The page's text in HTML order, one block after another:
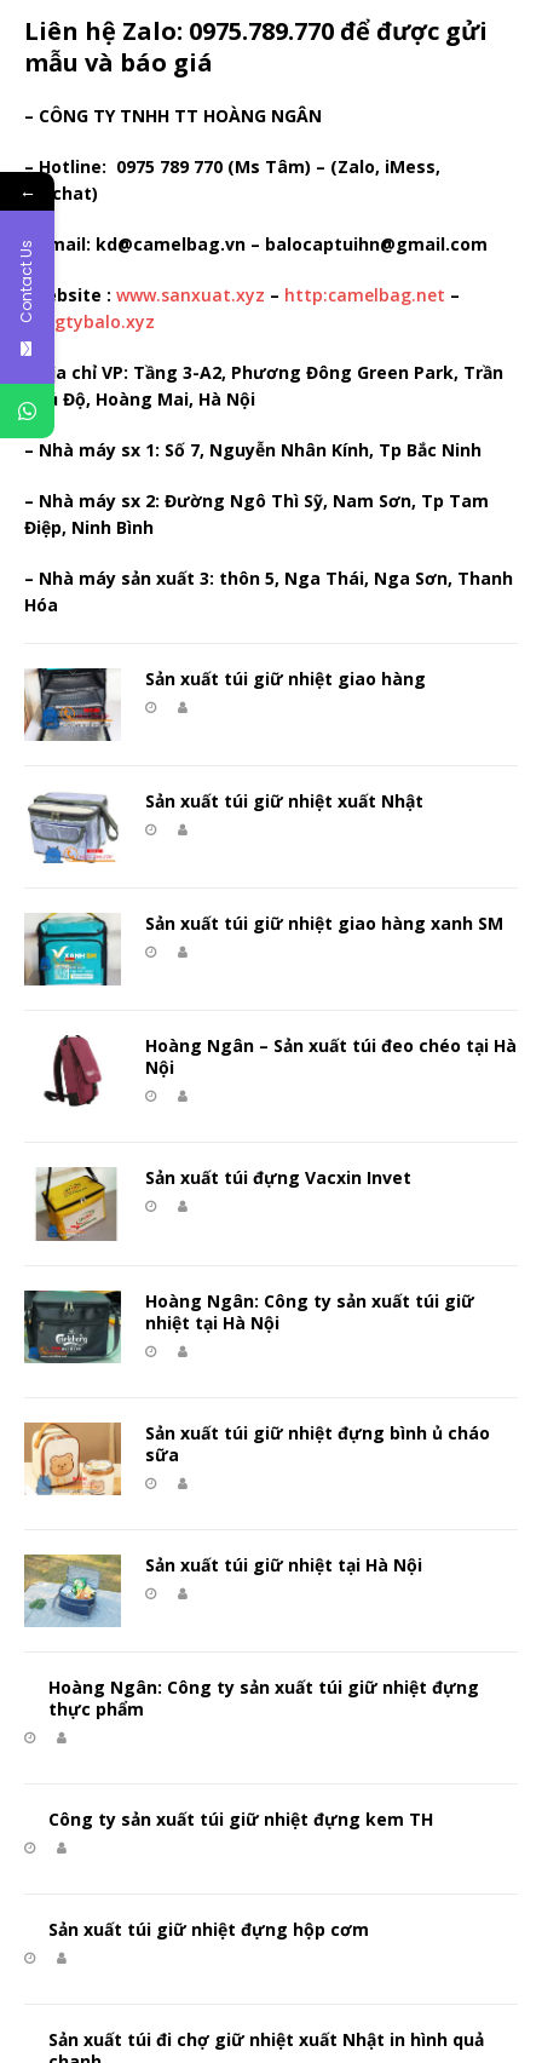
Liên hệ Zalo: 0975.789.770 để được gửi
mẫu và báo giá
– CÔNG TY TNHH TT HOÀNG NGÂN
– Hotline: 0975 789 770 (Ms Tâm) – (Zalo, iMess,
Wechat)
– Email: kd@camelbag.vn – balocaptuihn@gmail.com
Website : www.sanxuat.xyz – http:camelbag.net –
congtybalo.xyz
– Địa chỉ VP: Tầng 3-A2, Phương Đông Green Park, Trần
Thủ Độ, Hoàng Mai, Hà Nội
– Nhà máy sx 1: Số 7, Nguyễn Nhân Kính, Tp Bắc Ninh
– Nhà máy sx 2: Đường Ngô Thì Sỹ, Nam Sơn, Tp Tam
Điệp, Ninh Bình
– Nhà máy sản xuất 3: thôn 5, Nga Thái, Nga Sơn, Thanh
Hóa
Sản xuất túi giữ nhiệt giao hàng
Sản xuất túi giữ nhiệt xuất Nhật
Sản xuất túi giữ nhiệt giao hàng xanh SM
Hoàng Ngân – Sản xuất túi đeo chéo tại Hà
Nội
Sản xuất túi đựng Vacxin Invet
Hoàng Ngân: Công ty sản xuất túi giữ
nhiệt tại Hà Nội
Sản xuất túi giữ nhiệt đựng bình ủ cháo
sữa
Sản xuất túi giữ nhiệt tại Hà Nội
Hoàng Ngân: Công ty sản xuất túi giữ nhiệt đựng
thực phẩm
Công ty sản xuất túi giữ nhiệt đựng kem TH
Sản xuất túi giữ nhiệt đựng hộp cơm
Sản xuất túi đi chợ giữ nhiệt xuất Nhật in hình quả
←
Contact Us